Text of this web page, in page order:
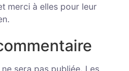
merci à elles pour leur
sera pas publiée. Les